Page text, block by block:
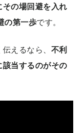
の場回避を入れ
の第一歩です。
えるなら、 不利
当するのがその